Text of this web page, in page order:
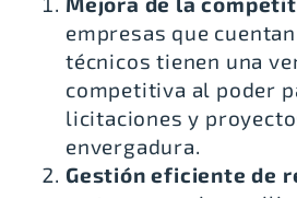
empresas que
técnicos tienen una
competitiva al poder
licitaciones y
envergadura.
Gestión eficiente de